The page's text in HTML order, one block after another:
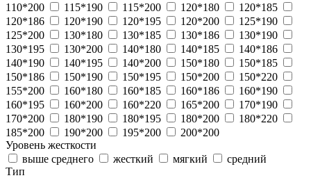
110*200
115*190 115*200 120*180
120*185
120*186
120*190 120*195 120*200
125*190
125*200
130*180 130*185 130*186
130*190
130*195
130*200 140*180 140*185
140*186
140*190
140*195 140*200 150*180
150*185
150*186
150*190 150*195 150*200
150*220
155*200
160*180 160*185 160*186
160*190
160*195
160*200 160*220 165*200
170*190
170*200
180*190 180*195 180*200
180*220
185*200
190*200 195*200
200*200
Уровень жесткости
выше среднего
жесткий мягкий
средний
Тип